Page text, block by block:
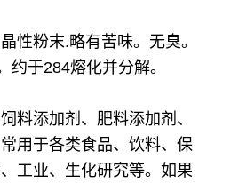
性粉末.略有苦味。无臭。
约于284熔化并分解。
料添加剂、肥料添加剂、
用于各类食品、饮料、保
工业、生化研究等。如果